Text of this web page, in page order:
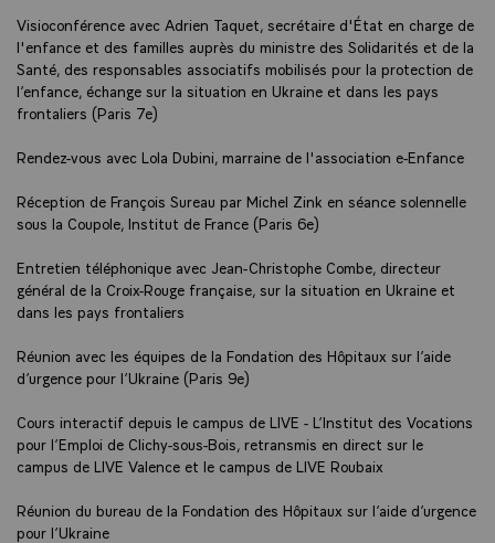
Visioconférence avec Adrien Taquet, secrétaire d'État en charge de
l'enfance et des familles auprès du ministre des Solidarités et de la
Santé, des responsables associatifs mobilisés pour la protection de
l’enfance, échange sur la situation en Ukraine et dans les pays
frontaliers (Paris 7e)
Rendez-vous avec Lola Dubini, marraine de l'association e-Enfance
Réception de François Sureau par Michel Zink en séance solennelle
sous la Coupole, Institut de France (Paris 6e)
Entretien téléphonique avec Jean-Christophe Combe, directeur
général de la Croix-Rouge française, sur la situation en Ukraine et
dans les pays frontaliers
Réunion avec les équipes de la Fondation des Hôpitaux sur l’aide
d’urgence pour l’Ukraine (Paris 9e)
Cours interactif depuis le campus de LIVE - L’Institut des Vocations
pour l’Emploi de Clichy-sous-Bois, retransmis en direct sur le
campus de LIVE Valence et le campus de LIVE Roubaix
Réunion du bureau de la Fondation des Hôpitaux sur l’aide d’urgence
pour l’Ukraine